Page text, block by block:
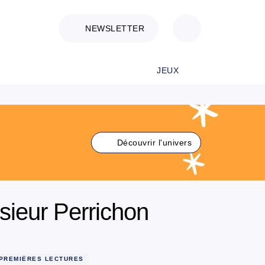
NEWSLETTER
JEUX
Découvrir l'univers
Perrichon
LECTURES